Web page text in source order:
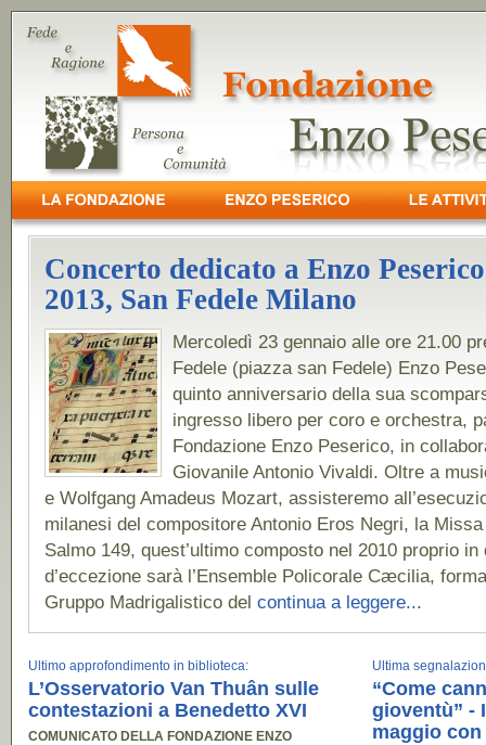
Concerto dedicato a Enzo
2013, San Fedele Milano
Mercoledì 23 gennaio alle ore 21.00
Fedele (piazza san Fedele) Enzo
quinto anniversario della sua
ingresso libero per coro e orchestra,
Fondazione Enzo Peserico, in
Giovanile Antonio Vivaldi. Oltre a
e Wolfgang Amadeus Mozart, assisteremo
milanesi del compositore Antonio Eros Negri, la
Salmo 149, quest’ultimo composto nel 2010 proprio
d’eccezione sarà l’Ensemble Policorale Cæcilia,
Gruppo Madrigalistico del continua a leggere...
Ultimo approfondimento in biblioteca:
L’Osservatorio Van Thuân sulle
contestazioni a Benedetto XVI
COMUNICATO DELLA FONDAZIONE ENZO
Ultima
“Come
gioventù” -
maggio